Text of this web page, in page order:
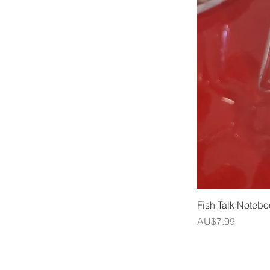
Fish Talk
價格
AU$7.99